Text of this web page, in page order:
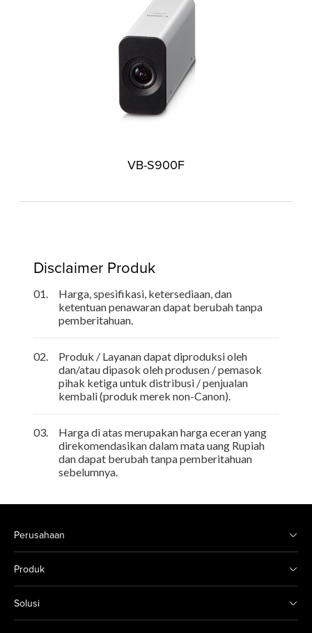
VB-S900F
Disclaimer Produk
01.
Harga, spesifikasi, ketersediaan, dan
ketentuan penawaran dapat berubah tanpa
pemberitahuan.
02.
Produk / Layanan dapat diproduksi oleh
dan/atau dipasok oleh produsen / pemasok
pihak ketiga untuk distribusi / penjualan
kembali (produk merek non-Canon).
03.
Harga di atas merupakan harga eceran yang
direkomendasikan dalam mata uang Rupiah
dan dapat berubah tanpa pemberitahuan
sebelumnya.
Perusahaan
Produk
Solusi